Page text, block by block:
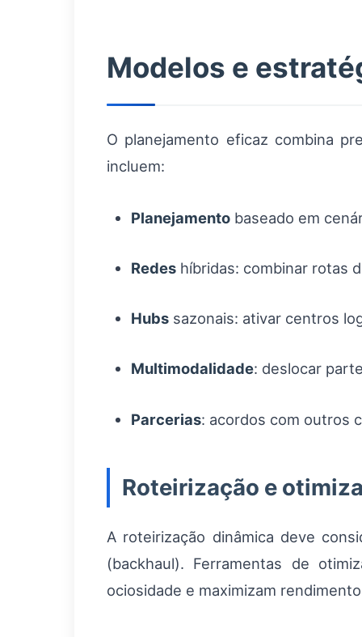
Modelos e
O planejamento eficaz combina
incluem:
Planejamento baseado em
Redes híbridas: combinar rotas
Hubs sazonais: ativar centros
Multimodalidade: deslocar
Parcerias: acordos com outros
Roteirização e
A roteirização dinâmica deve
(backhaul). Ferramentas de
ociosidade e maximizam